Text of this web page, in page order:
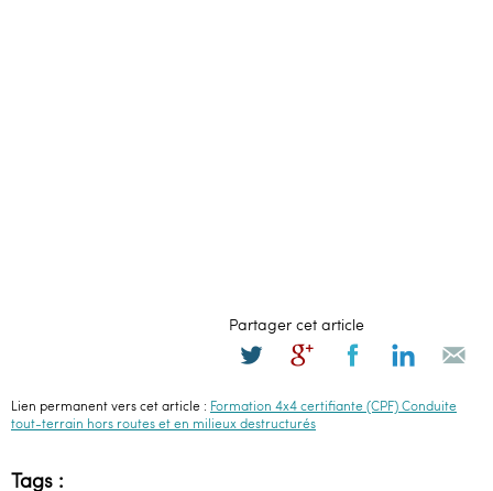
Partager cet article
Lien permanent vers cet article : Formation 4x4 certifiante (CPF) Conduite
tout-terrain hors routes et en milieux destructurés
Tags :